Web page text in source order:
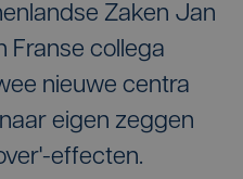
Zaken Jan
Franse collega
nieuwe centra
eigen zeggen
effecten.